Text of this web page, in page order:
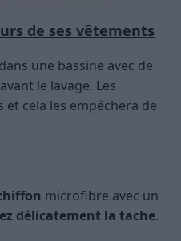
de ses vêtements
une bassine avec de
le lavage. Les
cela les empêchera de
microfibre avec un
délicatement la tache.